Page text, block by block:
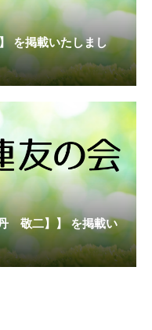
を掲載いたしまし
敬二】】 を掲載い